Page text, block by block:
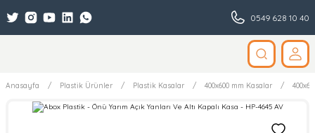
0549 628 10 40
Anasayfa Plastik Ürünler Plastik Kasalar 400x600 mm Kasalar